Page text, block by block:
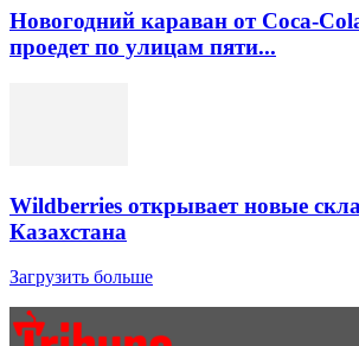
Новогодний караван от Coca-
проедет по улицам пяти...
Wildberries открывает новые
Казахстана
Загрузить больше